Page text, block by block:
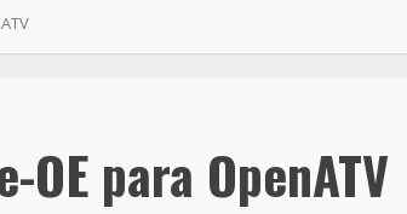
para OpenATV